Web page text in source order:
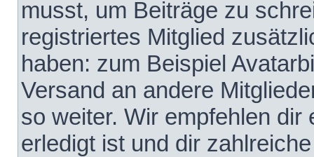
musst, um Beiträge zu
registriertes Mitglied
haben: zum Beispiel
Versand an andere
so weiter. Wir empfehlen
erledigt ist und dir